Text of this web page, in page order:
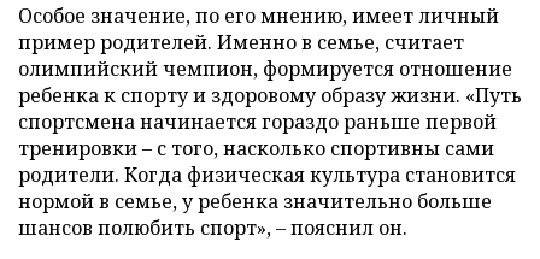
Особое значение, по его мнению, имеет личный
пример родителей. Именно в семье, считает
олимпийский чемпион, формируется отношение
ребенка к спорту и здоровому образу жизни. «Путь
спортсмена начинается гораздо раньше первой
тренировки – с того, насколько спортивны сами
родители. Когда физическая культура становится
нормой в семье, у ребенка значительно больше
шансов полюбить спорт», – пояснил он.